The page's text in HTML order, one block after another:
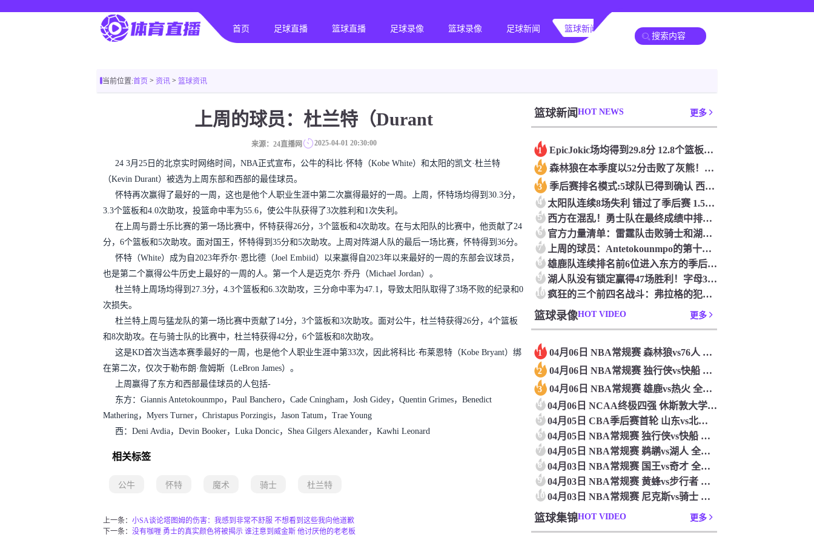
首页 足球直播 篮球直播 足球录像 篮球录像 足球新闻 篮球新闻
当前位置:首页 > 资讯 > 篮球资讯
上周的球员：杜兰特（Durant
来源：24直播网 2025-04-01 20:30:00
24 3月25日的北京实时网络时间，NBA正式宣布，公牛的科比·怀特（Kobe White）和太阳的凯文·杜兰特
（Kevin Durant）被选为上周东部和西部的最佳球员。
怀特再次赢得了最好的一周，这也是他个人职业生涯中第二次赢得最好的一周。上周，怀特场均得到30.3分，
3.3个篮板和4.0次助攻，投篮命中率为55.6，使公牛队获得了3次胜利和1次失利。
在上周与爵士乐比赛的第一场比赛中，怀特获得26分，3个篮板和4次助攻。在与太阳队的比赛中，他贡献了24
分，6个篮板和5次助攻。面对国王，怀特得到35分和5次助攻。上周对阵湖人队的最后一场比赛，怀特得到36分。
怀特（White）成为自2023年乔尔·恩比德（Joel Embiid）以来赢得自2023年以来最好的一周的东部会议球员，
也是第二个赢得公牛历史上最好的一周的人。第一个人是迈克尔·乔丹（Michael Jordan）。
杜兰特上周场均得到27.3分，4.3个篮板和6.3次助攻，三分命中率为47.1，导致太阳队取得了3场不败的纪录和0
次损失。
杜兰特上周与猛龙队的第一场比赛中贡献了14分，3个篮板和3次助攻。面对公牛，杜兰特获得26分，4个篮板
和8次助攻。在与骑士队的比赛中，杜兰特获得42分，6个篮板和8次助攻。
这是KD首次当选本赛季最好的一周，也是他个人职业生涯中第33次，因此将科比·布莱恩特（Kobe Bryant）绑
在第二次，仅次于勒布朗·詹姆斯（LeBron James）。
上周赢得了东方和西部最佳球员的人包括-
东方：Giannis Antetokounmpo，Paul Banchero，Cade Cningham，Josh Gidey，Quentin Grimes，Benedict
Mathering，Myers Turner，Christapus Porzingis，Jason Tatum，Trae Young
西：Deni Avdia，Devin Booker，Luka Doncic，Shea Gilgers Alexander，Kawhi Leonard
相关标签
公牛 怀特 魔术 骑士 杜兰特
上一条： 小SA谈论塔图姆的伤害：我感到非常不舒服 不想看到这些我向他道歉
下一条： 没有咖喱 勇士的真实颜色将被揭示 谁注意到威金斯 他讨厌他的老老板
篮球新闻 HOT NEWS 更多
1 Epic️Jokic场均得到29.8分 12.8个篮板和10.2次助攻 平均三双很容易吗？
2 森林狼在本季度以52分击败了灰熊！一个部分中的21个中有18个！骑着摇头丸的战士第六 湖船不舒服
3 季后赛排名模式:5球队已得到确认 西方有一支悲惨的3-8队
4 太阳队连续8场失利 错过了季后赛 1.5亿巨人完全失败了
5 西方在混乱！勇士队在最终成绩中排名第七 湖人队晋级季后赛 火箭向快船送了礼物
6 官方力量清单：雷霆队击败骑士和湖人队排名第五
7 上周的球员：Antetokounmpo的第十个职业
8 雄鹿队连续排名前6位进入东方的季后赛 而老鹰队连续第四年在季后赛中踢球
9 湖人队没有锁定赢得47场胜利！字母36+15+10 波特24+12+8 42胜利以锁定季后赛
10 疯狂的三个前四名战斗：弗拉格的犯规 杜克·布莱克在33秒的惊喜中出现了
篮球录像HOT VIDEO 更多
1 04月06日 NBA常规赛 森林狼vs76人 全场录像
2 04月06日 NBA常规赛 独行侠vs快船 全场录像
3 04月06日 NBA常规赛 雄鹿vs热火 全场录像
4 04月06日 NCAA终极四强 休斯敦大学vs杜克大学 全场录像
5 04月05日 CBA季后赛首轮 山东vs北控 全场录像
6 04月05日 NBA常规赛 独行侠vs快船 全场录像
7 04月05日 NBA常规赛 鹈鹕vs湖人 全场录像
8 04月03日 NBA常规赛 国王vs奇才 全场录像
9 04月03日 NBA常规赛 黄蜂vs步行者 全场录像
10 04月03日 NBA常规赛 尼克斯vs骑士 全场录像
篮球集锦HOT VIDEO 更多